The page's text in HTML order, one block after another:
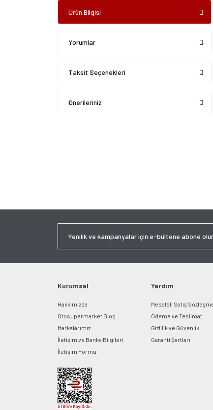
Ürün Bilgisi
Yorumlar
Taksit Seçenekleri
Önerileriniz
Kurumsal
Hakkımızda
Otosupermarket Blog
Markalarımız
İletişim ve Banka Bilgileri
İletişim Formu
Yardım
Mesafeli Satış
Ödeme ve Teslimat
Gizlilik ve Güvenlik
Garanti Şartları